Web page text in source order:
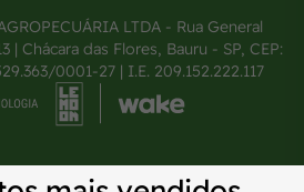
LTDA - Rua General
| Chácara das Flores, Bauru - SP, CEP:
0001-27 | I.E. 209.152.222.117